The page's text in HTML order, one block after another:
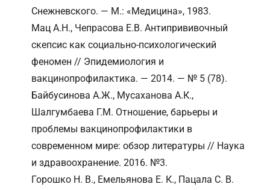
Снежневского. — М.: «Медицина», 1983.
Мац А.Н., Чепрасова Е.В. Антипрививочный
скепсис как социально-психологический
феномен // Эпидемиология и
вакцинопрофилактика. — 2014. — № 5 (78).
Байбусинова А.Ж., Мусаханова А.К.,
Шалгумбаева Г.М. Отношение, барьеры и
проблемы вакцинопрофилактики в
современном мире: обзор литературы // Наука
и здравоохранение. 2016. №3.
Горошко Н. В., Емельянова Е. К., Пацала С. В.